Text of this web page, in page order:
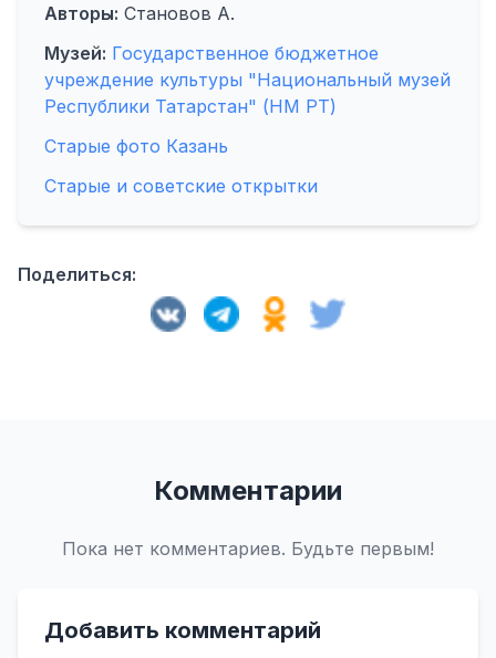
Авторы: Становов А.
Музей: Государственное бюджетное
учреждение культуры "Национальный музей
Республики Татарстан" (НМ РТ)
Старые фото Казань
Старые и советские открытки
Поделиться:
Комментарии
Пока нет комментариев. Будьте первым!
Добавить комментарий